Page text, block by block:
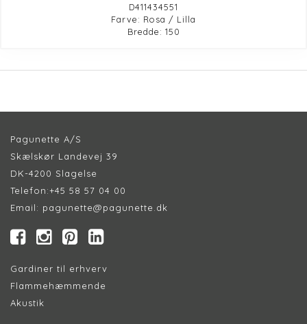
D411434551
Farve: Rosa / Lilla
Bredde: 150
Pagunette A/S
Skælskør Landevej 39
DK-4200 Slagelse
Telefon:+45 58 57 04 00
Email: pagunette@pagunette.dk
Gardiner til erhverv
Flammehæmmende
Akustik